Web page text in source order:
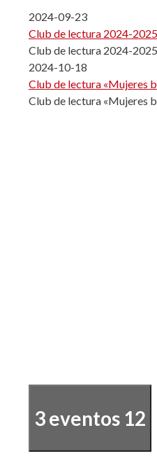
2024-09-23
Club de lectura 2024-
Club de lectura 2024-
2024-10-18
Club de lectura «Mujeres
Club de lectura «Mujeres
3 eventos 12